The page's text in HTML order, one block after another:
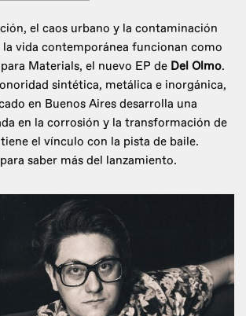
el caos urbano y la contaminación
vida contemporánea funcionan como
Materials, el nuevo EP de Del Olmo.
sintética, metálica e inorgánica,
en Buenos Aires desarrolla una
en la corrosión y la transformación de
el vínculo con la pista de baile.
saber más del lanzamiento.